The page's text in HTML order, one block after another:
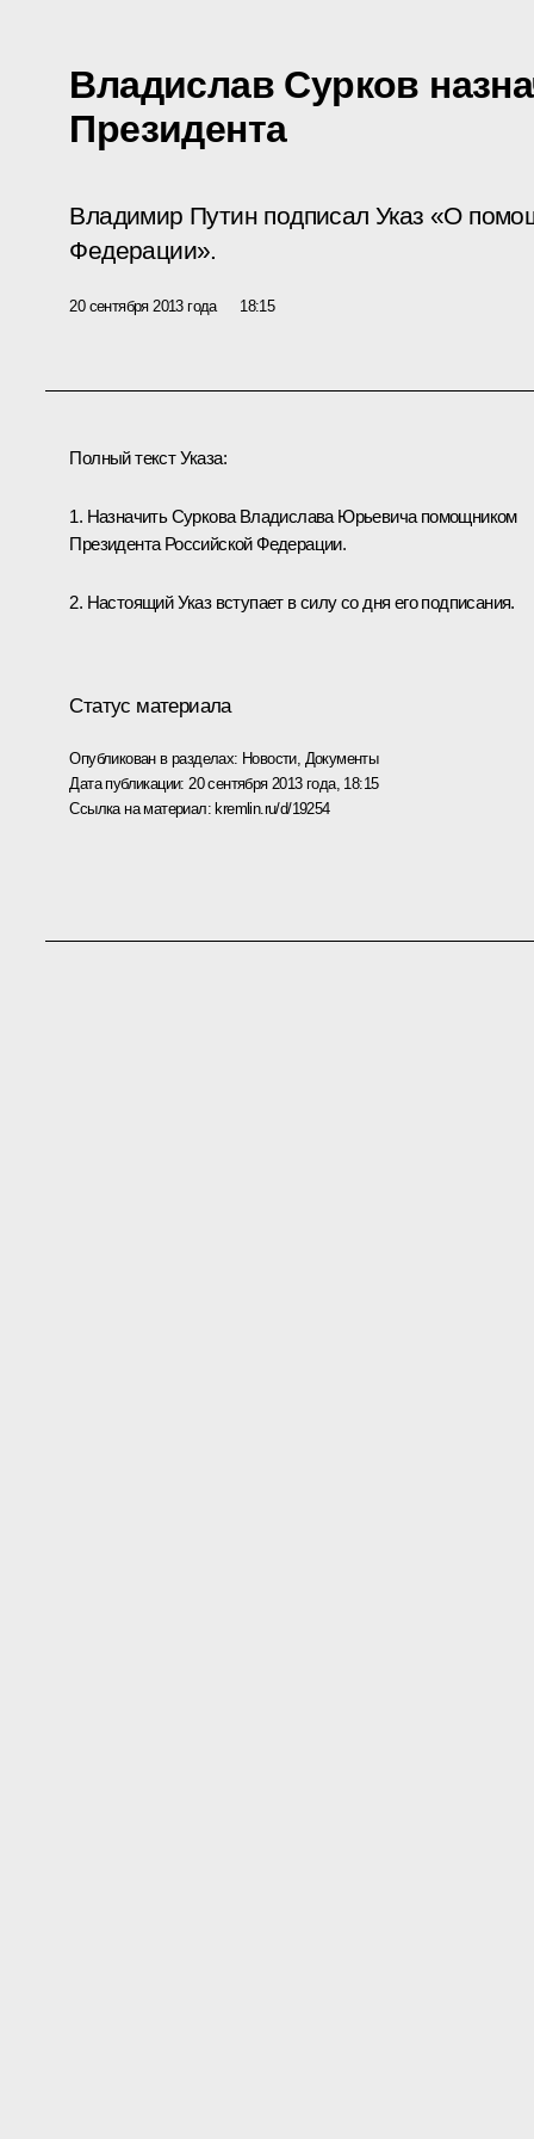
Владислав Сурков
Президента
Владимир Путин подписал Указ «О
Федерации».
20 сентября 2013 года 18:15
Полный текст Указа:
1. НазначитьСурковаВладислава Юрьевича помощником
Президента Российской Федерации.
2. Настоящий Указ вступает в силу со дня его подписания.
Статус материала
Опубликован в разделах: Новости, Документы
Дата публикации: 20 сентября 2013 года, 18:15
Ссылка на материал: kremlin.ru/d/19254